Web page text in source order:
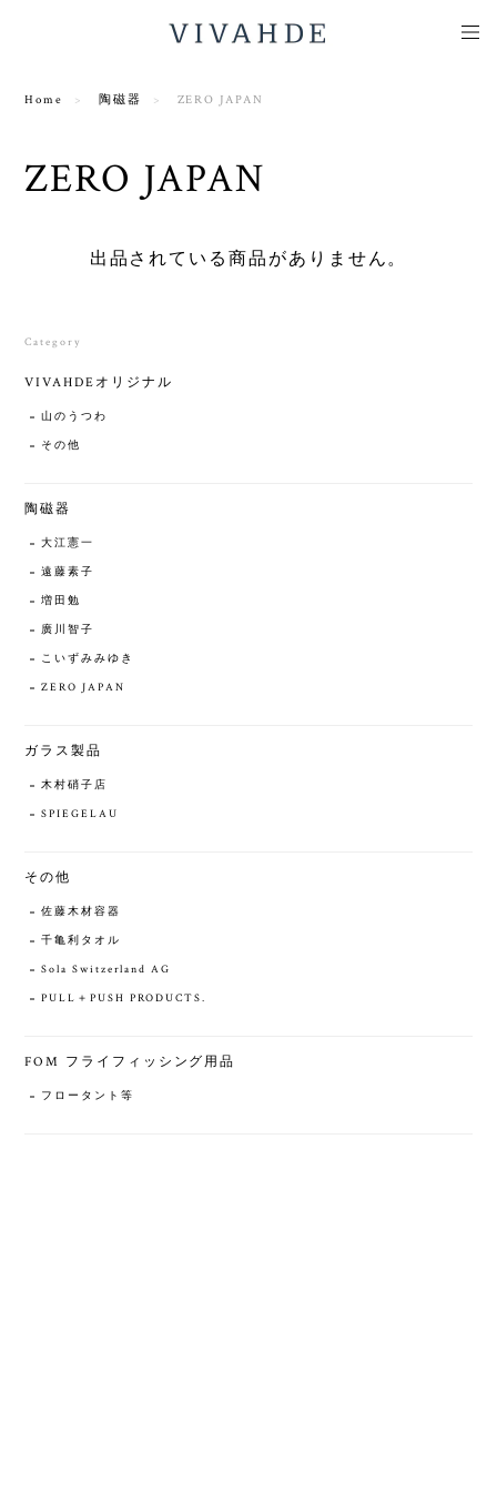
Home 陶磁器 ZERO JAPAN
ZERO JAPAN
出品されている商品がありません。
Category
VIVAHDEオリジナル
山のうつわ
その他
陶磁器
大江憲一
遠藤素子
増田勉
廣川智子
こいずみみゆき
ZERO JAPAN
ガラス製品
木村硝子店
SPIEGELAU
その他
佐藤木材容器
千亀利タオル
Sola Switzerland AG
PULL＋PUSH PRODUCTS.
FOM フライフィッシング用品
フロータント等